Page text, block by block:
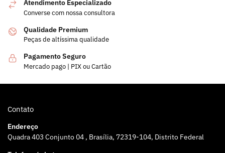
Atendimento Especializado
Converse com nossa consultora
Qualidade Premium
Peças de altíssima qualidade
Pagamento Seguro
Mercado pago | PIX ou Cartão
Contato
Endereço
Quadra 403 Conjunto 04 , Brasília, 72319-104, Distrito Federal